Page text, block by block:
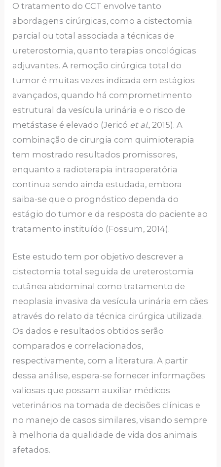
O tratamento do CCT envolve tanto
abordagens cirúrgicas, como a cistectomia
parcial ou total associada a técnicas de
ureterostomia, quanto terapias oncológicas
adjuvantes. A remoção cirúrgica total do
tumor é muitas vezes indicada em estágios
avançados, quando há comprometimento
estrutural da vesícula urinária e o risco de
metástase é elevado (Jericó et al., 2015). A
combinação de cirurgia com quimioterapia
tem mostrado resultados promissores,
enquanto a radioterapia intraoperatória
continua sendo ainda estudada, embora
saiba-se que o prognóstico dependa do
estágio do tumor e da resposta do paciente ao
tratamento instituído (Fossum, 2014).
Este estudo tem por objetivo descrever a
cistectomia total seguida de ureterostomia
cutânea abdominal como tratamento de
neoplasia invasiva da vesícula urinária em cães
através do relato da técnica cirúrgica utilizada.
Os dados e resultados obtidos serão
comparados e correlacionados,
respectivamente, com a literatura. A partir
dessa análise, espera-se fornecer informações
valiosas que possam auxiliar médicos
veterinários na tomada de decisões clínicas e
no manejo de casos similares, visando sempre
à melhoria da qualidade de vida dos animais
afetados.